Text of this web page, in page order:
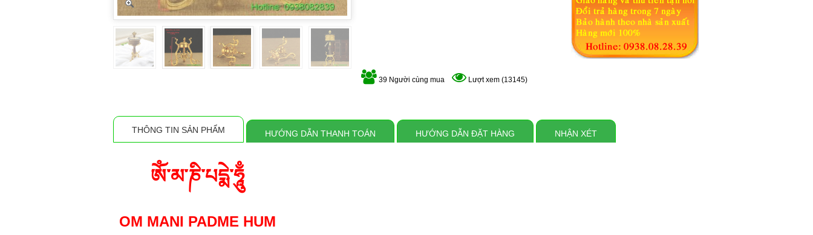
39 Người cùng mua Lượt xem (13145)
THÔNG TIN SẢN PHẨM HƯỚNG DẪN THANH TOÁN HƯỚNG DẪN ĐẶT HÀNG NHẬN XÉT
ཨོཾ་མ་ཎི་པདྨེ་ཧཱུྃ
OM MANI PADME HUM